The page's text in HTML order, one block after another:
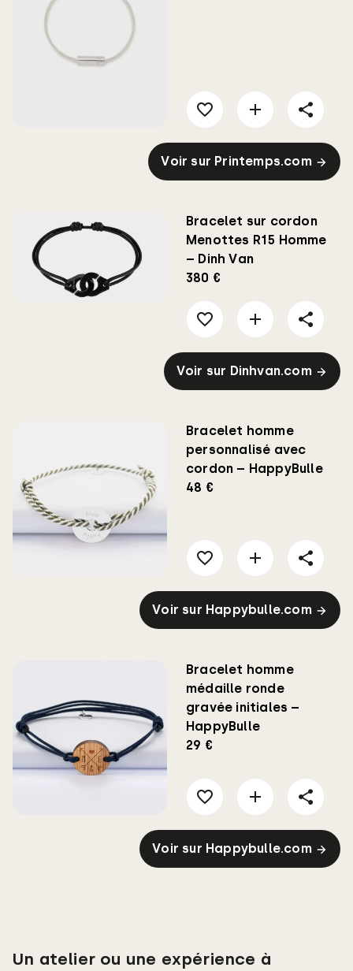
Voir sur Printemps.com
Bracelet sur cordon
Menottes R15 Homme
– Dinh Van
380 €
Voir sur Dinhvan.com
Bracelet homme
personnalisé avec
cordon – HappyBulle
48 €
Voir sur Happybulle.com
Bracelet homme
médaille ronde
gravée initiales –
HappyBulle
29 €
Voir sur Happybulle.com
Un atelier ou une expérience à